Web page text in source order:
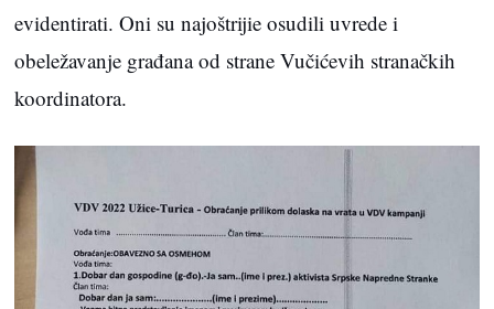
evidentirati. Oni su najoštrijie osudili uvrede i
obeležavanje građana od strane Vučićevih stranačkih
koordinatora.